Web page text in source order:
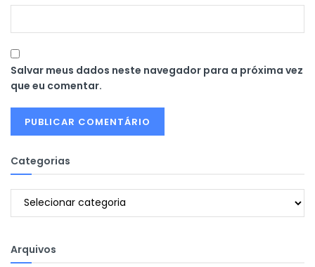
Salvar meus dados neste navegador para a próxima vez
que eu comentar.
Categorias
Categorias
Arquivos